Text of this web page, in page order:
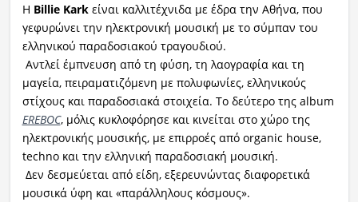
Η Billie Karkείναι καλλιτέχνιδα με έδρα την Αθήνα, που
γεφυρώνει την ηλεκτρονική μουσική με το σύμπαν του
ελληνικού παραδοσιακού τραγουδιού.
Αντλεί έμπνευση από τη φύση, τη λαογραφία και τη
μαγεία, πειραματιζόμενη με πολυφωνίες, ελληνικούς
στίχους και παραδοσιακά στοιχεία. To δεύτερο της album
EREBOC, μόλις κυκλοφόρησε και κινείται στο χώρο της
ηλεκτρονικής μουσικής, με επιρροές από organic house,
techno και την ελληνική παραδοσιακή μουσική.
Δεν δεσμεύεται από είδη, εξερευνώντας διαφορετικά
μουσικά ύφη και «παράλληλους κόσμους».